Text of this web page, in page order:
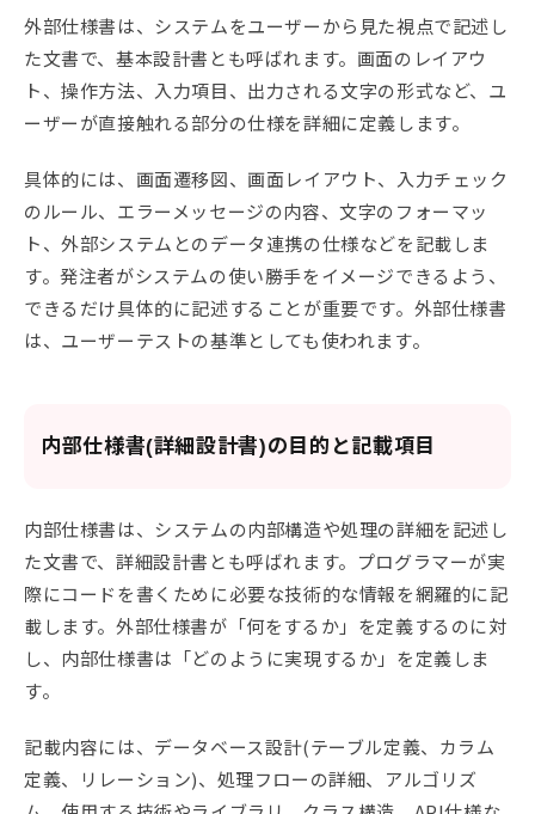
外部仕様書は、システムをユーザーから見た視点で記述し
た文書で、基本設計書とも呼ばれます。画面のレイアウ
ト、操作方法、入力項目、出力される文字の形式など、ユ
ーザーが直接触れる部分の仕様を詳細に定義します。
具体的には、画面遷移図、画面レイアウト、入力チェック
のルール、エラーメッセージの内容、文字のフォーマッ
ト、外部システムとのデータ連携の仕様などを記載しま
す。発注者がシステムの使い勝手をイメージできるよう、
できるだけ具体的に記述することが重要です。外部仕様書
は、ユーザーテストの基準としても使われます。
内部仕様書(詳細設計書)の目的と記載項目
内部仕様書は、システムの内部構造や処理の詳細を記述し
た文書で、詳細設計書とも呼ばれます。プログラマーが実
際にコードを書くために必要な技術的な情報を網羅的に記
載します。外部仕様書が「何をするか」を定義するのに対
し、内部仕様書は「どのように実現するか」を定義しま
す。
記載内容には、データベース設計(テーブル定義、カラム
定義、リレーション)、処理フローの詳細、アルゴリズ